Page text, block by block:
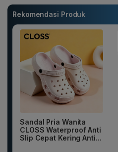
Rekomendasi Produk
Sandal Pria Wanita
CLOSS Waterproof Anti
Slip Cepat Kering Anti...